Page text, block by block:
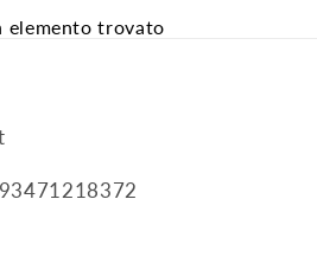
elemento trovato